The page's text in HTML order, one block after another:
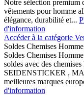
Notre sélection premium
vêtements pour homme
élégance, durabilité et...
d'information
Accéder à la catégorie
Soldes Chemises
Soldes Chemises
soldes avec des
SEIDENSTICKER ,
meilleures marques
d'information